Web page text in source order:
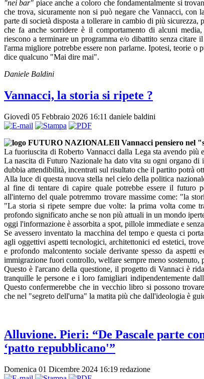
"nei bar" piace anche a coloro che fondamentalmente si
che trova, sicuramente non si può negare che Vannacci, con
parte di società disposta a tollerare in cambio di più
che fa anche sorridere è il comportamento di alcuni media,
riescono a terminare un programma e/o dibattito senza citare
l'arma migliore potrebbe essere non parlarne. Ipotesi, teorie
dice qualcuno "Mai dire mai".
Daniele Baldini
Vannacci, la storia si ripete ?
Giovedì 05 Febbraio 2026 16:11 daniele baldini
Il Vannacci pensiero nel
La fuoriuscita di Roberto Vannacci dalla Lega sta avendo più
La nascita di Futuro Nazionale ha dato vita su ogni organo
dubbia attendibilità, incentrati sul risultato che il partito potrà
Alla luce di questa nuova stella nel cielo della politica
al fine di tentare di capire quale potrebbe essere il futuro
all'interno del quale potremmo trovare massime come: "la
"La storia si ripete sempre due volte: la prima volta come
profondo significato anche se non più attuali in un mondo
oggi l'informazione è assorbita a spot, pillole immediate e
Se avessero inventato la macchina del tempo e questa ci
agli oggettivi aspetti tecnologici, architettonici ed estetici,
e profondo malcontento sociale derivante spesso da
immigrazione fuori controllo, welfare sempre meno sostenuto,
Questo è l'arcano della questione, il progetto di Vannaci è
tranquille le persone e i loro famigliari indipendentemente
Questo confermerebbe che in vecchio libro si possono
che nel "segreto dell'urna" la matita più che dall'ideologia è
Alluvione. Pieri: “De Pascale parte
‘patto repubblicano'”
Domenica 01 Dicembre 2024 16:19 redazione